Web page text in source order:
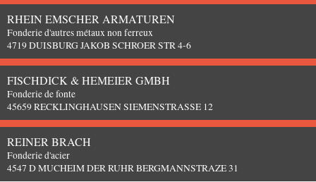
RHEIN EMSCHER ARMATUREN
Fonderie d'autres métaux non ferreux
4719 DUISBURG JAKOB SCHROER STR 4-6
FISCHDICK & HEMEIER GMBH
Fonderie de fonte
45659 RECKLINGHAUSEN SIEMENSTRASSE 12
REINER BRACH
Fonderie d'acier
4547 D MUCHEIM DER RUHR BERGMANNSTRAZE 31